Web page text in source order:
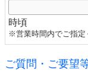
時頃
※営業時間内でご指定
ご質問・ご要望